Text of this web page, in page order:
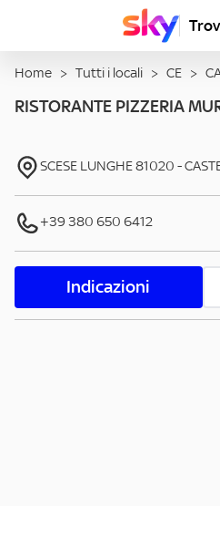
Home > Tutti i locali > CE >
RISTORANTE PIZZERIA
SCESE LUNGHE81020 -
+39 380 650 6412
Indicazioni